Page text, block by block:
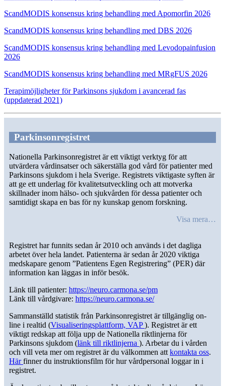
ScandMODIS konsensus kring behandling med Apomorfin 2026
ScandMODIS konsensus kring behandling med DBS 2026
ScandMODIS konsensus kring behandling med Levodopainfusion
2026
ScandMODIS konsensus kring behandling med MRgFUS 2026
Terapimöjligheter för Parkinsons sjukdom i avancerad fas
(uppdaterad 2021)
Parkinsonregistret
Nationella Parkinsonregistret är ett viktigt verktyg för att
utvärdera vårdinsatser och säkerställa god vård för patienter med
Parkinsons sjukdom i hela Sverige. Registrets viktigaste syften är
att ge ett underlag för kvalitetsutveckling och att motverka
skillnader inom hälso- och sjukvården för dessa patienter och
samtidigt skapa en bas för ny kunskap genom forskning.
Visa mera…
Registret har funnits sedan år 2010 och används i det dagliga
arbetet över hela landet. Patienterna är sedan år 2020 viktiga
medskapare genom ”Patientens Egen Registrering” (PER) där
information kan läggas in inför besök.
Länk till patienter: https://neuro.carmona.se/pm
Länk till vårdgivare: https://neuro.carmona.se/
Sammanställd statistik från Parkinsonregistret är tillgänglig on-
line i realtid (Visualiseringsplattform, VAP). Registret är ett
viktigt redskap att följa upp de Nationella riktlinjerna för
Parkinsons sjukdom (länk till riktlinjerna ). Arbetar du i vården
och vill veta mer om registret är du välkommen att kontakta oss.
Härfinner du instruktionsfilm för hur vårdpersonal loggar in i
registret.